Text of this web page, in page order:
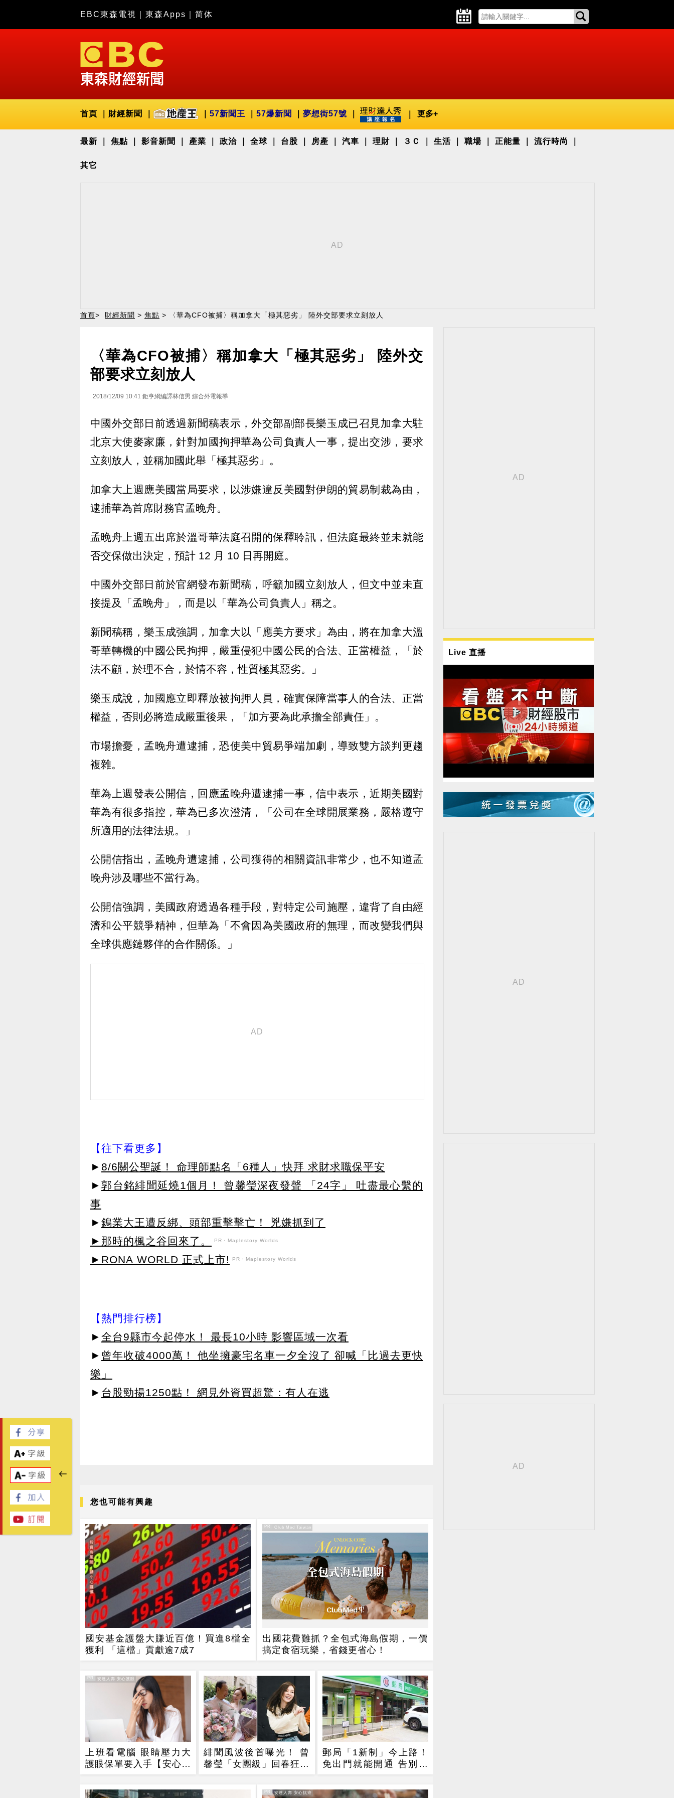
EBC東森電視 東森Apps 简体
首頁 財經新聞 57新聞王 57爆新聞 夢想街57號 更多+
最新 焦點 影音新聞 產業 政治 全球 台股 房產 汽車 理財 ３Ｃ 生活 職場 正能量 流行時尚
其它
首頁> 財經新聞 > 焦點 > 〈華為CFO被捕〉稱加拿大「極其惡劣」 陸外交部要求立刻放人
〈華為CFO被捕〉稱加拿大「極其惡劣」 陸外交
部要求立刻放人
2018/12/09 10:41 鉅亨網編譯林信男 綜合外電報導
中國外交部日前透過新聞稿表示，外交部副部長樂玉成已召見加拿大駐
北京大使麥家廉，針對加國拘押華為公司負責人一事，提出交涉，要求
立刻放人，並稱加國此舉「 極其惡劣 」。
加拿大上週應美國當局要求，以涉嫌違反美國對伊朗的貿易制裁為由，
逮捕華為首席財務官孟晚舟。
孟晚舟上週五出席於溫哥華法庭召開的保釋聆訊，但法庭最終並未就能
否交保做出決定，預計 12 月 10 日再開庭。
中國外交部日前於官網發布新聞稿，呼籲加國立刻放人，但文中並未直
接提及「孟晚舟」，而是以「華為公司負責人」稱之。
新聞稿稱，樂玉成強調，加拿大以「應美方要求」為由，將在加拿大溫
哥華轉機的中國公民拘押，嚴重侵犯中國公民的合法、正當權益，「於
法不顧，於理不合，於情不容，性質極其惡劣。」
樂玉成說，加國應立即釋放被拘押人員，確實保障當事人的合法、正當
權益，否則必將造成嚴重後果，「加方要為此承擔全部責任」。
市場擔憂，孟晚舟遭逮捕，恐使美中貿易爭端加劇，導致雙方談判更趨
複雜。
華為上週發表公開信，回應孟晚舟遭逮捕一事，信中表示，近期美國對
華為有很多指控，華為已多次澄清，「公司在全球開展業務，嚴格遵守
所適用的法律法規。」
公開信指出，孟晚舟遭逮捕，公司獲得的相關資訊非常少，也不知道孟
晚舟涉及哪些不當行為。
公開信強調，美國政府透過各種手段，對特定公司施壓，違背了自由經
濟和公平競爭精神，但華為「不會因為美國政府的無理，而改變我們與
全球供應鏈夥伴的合作關係。」
【往下看更多】
► 8/6關公聖誕！ 命理師點名「6種人」快拜 求財求職保平安
► 郭台銘緋聞延燒1個月！ 曾馨瑩深夜發聲 「24字」 吐盡最心繫的
事
► 鎢業大王遭反綁、頭部重擊擊亡！ 兇嫌抓到了
►那時的楓之谷回來了。
PR・Maplestory Worlds
►RONA WORLD 正式上市! PR・Maplestory Worlds
【熱門排行榜】
► 全台9縣市今起停水！ 最長10小時 影響區域一次看
► 曾年收破4000萬！ 他坐擁豪宅名車一夕全沒了 卻喊「比過去更快
樂」
► 台股勁揚1250點！ 網見外資買超驚：有人在逃
您也可能有興趣
國安基金護盤大賺近百億！買進8檔全
獲利 「這檔」貢獻逾7成7
PR
出國花費難抓？全包式海島假期，一價
搞定食宿玩樂，省錢更省心！
PR・Club Med Taiwan
PR
上班看電腦 眼睛壓力大
護眼保單要入手【安心護
眼定期眼睛險】
PR・安達人壽 安心護眼
緋聞風波後首曝光！ 曾
馨瑩「女團級」回春狂練
舞 郭董獨自公園散步
郵局「1新制」今上路！
免出門就能開通 告別紙
本不用跑臨櫃
PR
PR・安達人壽 安心抗癌
Live 直播